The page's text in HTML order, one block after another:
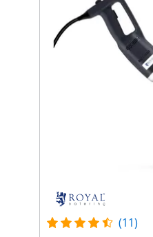
(11)